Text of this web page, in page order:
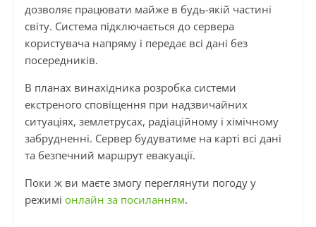
дозволяє працювати майже в будь-якій частині
світу. Система підключається до сервера
користувача напряму і передає всі дані без
посередників.
В планах винахідника розробка системи
екстреного сповіщення при надзвичайних
ситуаціях, землетрусах, радіаційному і хімічному
забрудненні. Сервер будуватиме на карті всі дані
та безпечний маршрут евакуації.
Поки ж ви маєте змогу переглянути погоду у
режимі онлайн за посиланням.